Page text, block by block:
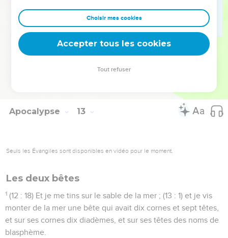
et la terre vint en aide à la femme, et la terre ouvrit sa
bouche et engloutit le fleuve que le dragon avait lancé de sa
bouche.
Et le dragon fut irrité contre la femme, et s'en alla faire la
Apocalypse 13
Seuls les Évangiles sont disponibles en vidéo pour le moment.
Les deux bêtes
1 (12 : 18) Et je me tins sur le sable de la mer ; (13 : 1) et je vis
monter de la mer une bête qui avait dix cornes et sept têtes,
et sur ses cornes dix diadèmes, et sur ses têtes des noms de
blasphème.
Choisir mes cookies
Accepter tous les cookies
Tout refuser